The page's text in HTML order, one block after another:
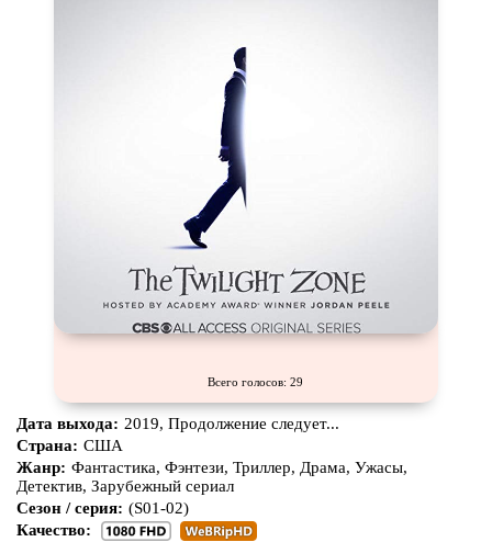
Всего голосов: 29
Дата выхода: 2019, Продолжение следует...
Страна: США
Жанр: Фантастика, Фэнтези, Триллер, Драма, Ужасы,
Детектив, Зарубежный сериал
Сезон / серия: (S01-02)
Качество: